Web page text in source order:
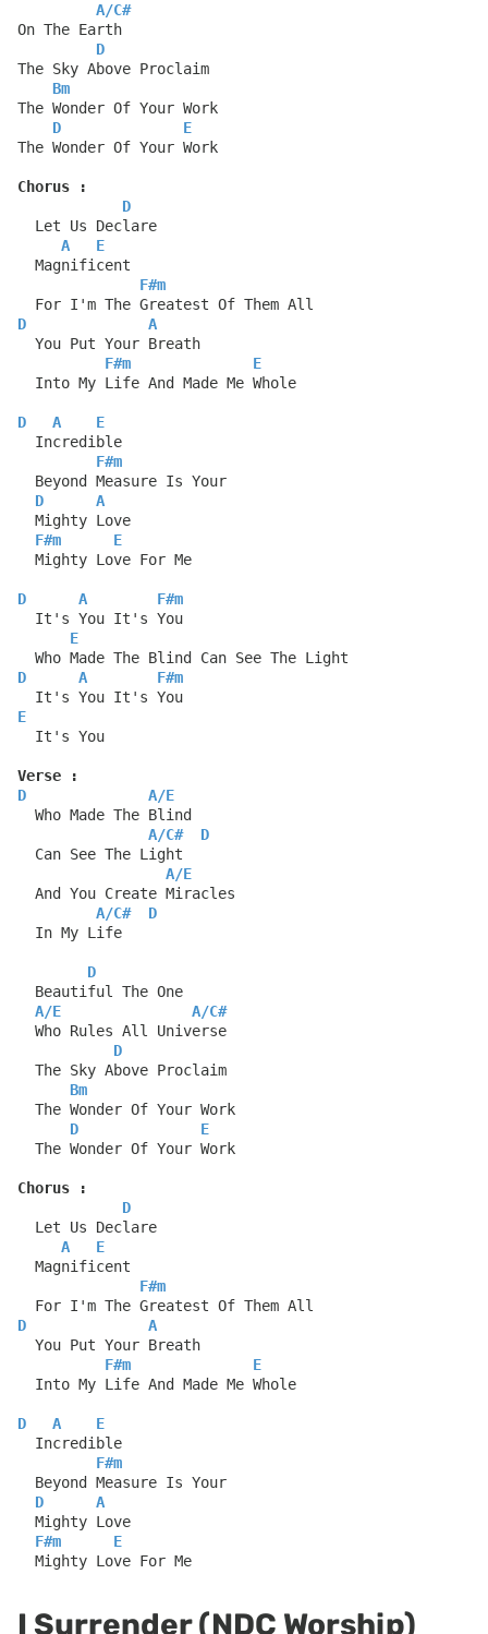
A/C#
On The Earth
D
The Sky Above Proclaim
Bm
The Wonder Of Your Work
D
E
The Wonder Of Your Work
Chorus :
D
  Let Us Declare
A
E
  Magnificent
F#m
  For I'm The Greatest Of Them All
D
A
  You Put Your Breath
F#m
E
  Into My Life And Made Me Whole
D A
E
  Incredible
F#m
  Beyond Measure Is Your
D
A
  Mighty Love
F#m
E
  Mighty Love For Me
D A
F#m
  It's You It's You
E
  Who Made The Blind Can See The Light
D
A
F#m
  It's You It's You
E
  It's You
Verse :
D
A/E
  Who Made The Blind
A/C#
D
  Can See The Light
A/E
  And You Create Miracles
A/C#
D
  In My Life
D
  Beautiful The One
A/E A/C#
  Who Rules All Universe
D
  The Sky Above Proclaim
Bm
  The Wonder Of Your Work
D
E
  The Wonder Of Your Work
Chorus :
D
  Let Us Declare
A
E
  Magnificent
F#m
  For I'm The Greatest Of Them All
D
A
  You Put Your Breath
F#m
E
  Into My Life And Made Me Whole
D A
E
  Incredible
F#m
  Beyond Measure Is Your
D
A
  Mighty Love
F#m
E
  Mighty Love For Me
I Surrender (NDC Worship)